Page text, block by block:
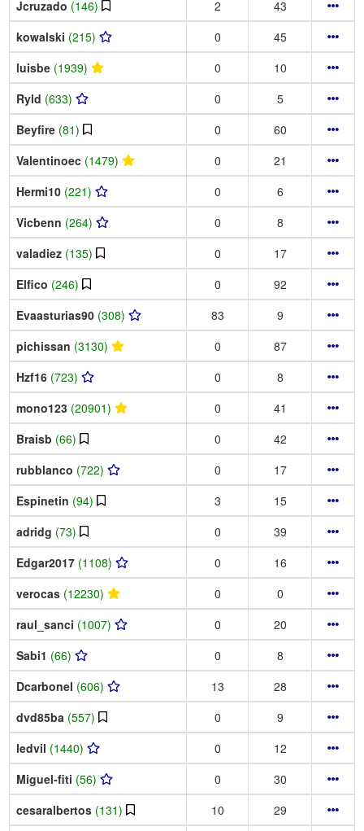
Jcruzado (146) 2
43
kowalski (215) 0
45
luisbe (1939) 0
10
Ryld (633) 0
5
Beyfire (81) 0
60
Valentinoec (1479) 0
21
Hermi10 (221) 0
6
Vicbenn (264) 0
8
valadiez (135) 0
17
Elfico (246) 0
92
Evaasturias90 (308) 83
9
pichissan (3130) 0
87
Hzf16 (723) 0
8
mono123 (20901) 0
41
Braisb (66) 0
42
rubblanco (722) 0
17
Espinetin (94) 3
15
adridg (73) 0
39
Edgar2017 (1108) 0
16
verocas (12230) 0
0
raul_sanci (1007) 0
20
Sabi1 (66) 0
8
Dcarbonel (606) 13
28
dvd85ba (557) 0
9
ledvil (1440) 0
12
Miguel-fiti (56) 0
30
cesaralbertos (131) 10
29